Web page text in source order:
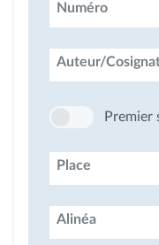
Numéro
Auteur/
Premier
Place
Alinéa